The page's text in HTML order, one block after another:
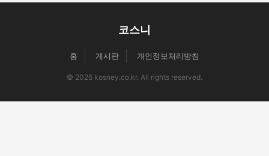
코스니
홈 게시판 개인정보처리방침
© 2026 kosney.co.kr. All rights reserved.